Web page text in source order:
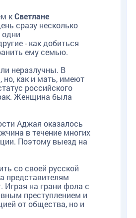
кСветлане
сразу несколько
- как добиться
ему семью.
неразлучны. В
как и мать, имеют
российского
Женщина была
Аджая оказалось
в течение многих
Поэтому выезд на
со своей русской
представителям
Играя на грани фола с
преступлением и
от общества, но и